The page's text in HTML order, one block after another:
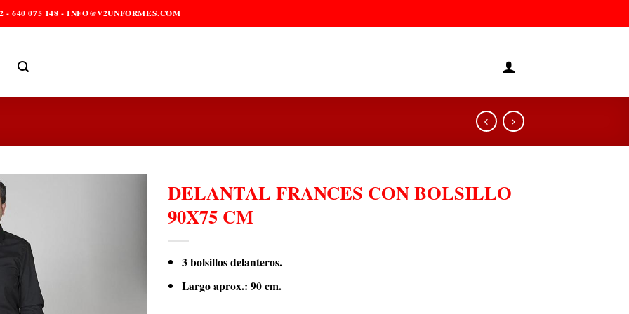
640 075 148 - INFO@V2UNFORMES.COM
DELANTAL FRANCES CON BOLSILLO
90X75 CM
3 bolsillos delanteros.
Largo aprox.: 90 cm.